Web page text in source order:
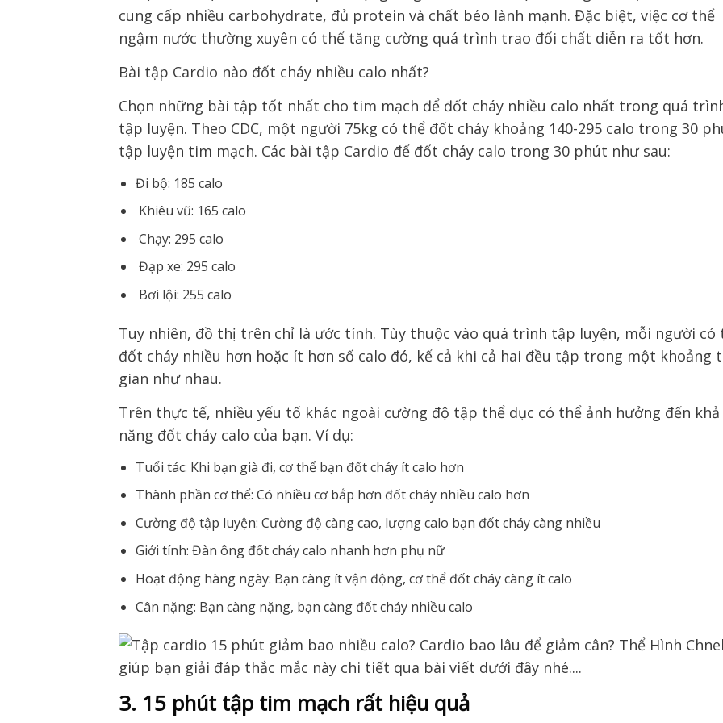
cung cấp nhiều carbohydrate, đủ protein và chất béo lành mạnh. Đặc biệt, việc cơ thể
ngậm nước thường xuyên có thể tăng cường quá trình trao đổi chất diễn ra tốt hơn.
Bài tập Cardio nào đốt cháy nhiều calo nhất?
Chọn những bài tập tốt nhất cho tim mạch để đốt cháy nhiều calo nhất trong quá
tập luyện. Theo CDC, một người 75kg có thể đốt cháy khoảng 140-295 calo trong 30
tập luyện tim mạch. Các bài tập Cardio để đốt cháy calo trong 30 phút như sau:
Đi bộ: 185 calo
Khiêu vũ: 165 calo
Chạy: 295 calo
Đạp xe: 295 calo
Bơi lội: 255 calo
Tuy nhiên, đồ thị trên chỉ là ước tính. Tùy thuộc vào quá trình tập luyện, mỗi người có
đốt cháy nhiều hơn hoặc ít hơn số calo đó, kể cả khi cả hai đều tập trong một khoảng
gian như nhau.
Trên thực tế, nhiều yếu tố khác ngoài cường độ tập thể dục có thể ảnh hưởng đến khả
năng đốt cháy calo của bạn. Ví dụ:
Tuổi tác: Khi bạn già đi, cơ thể bạn đốt cháy ít calo hơn
Thành phần cơ thể: Có nhiều cơ bắp hơn đốt cháy nhiều calo hơn
Cường độ tập luyện: Cường độ càng cao, lượng calo bạn đốt cháy càng nhiều
Giới tính: Đàn ông đốt cháy calo nhanh hơn phụ nữ
Hoạt động hàng ngày: Bạn càng ít vận động, cơ thể đốt cháy càng ít calo
Cân nặng: Bạn càng nặng, bạn càng đốt cháy nhiều calo
3. 15 phút tập tim mạch rất hiệu quả